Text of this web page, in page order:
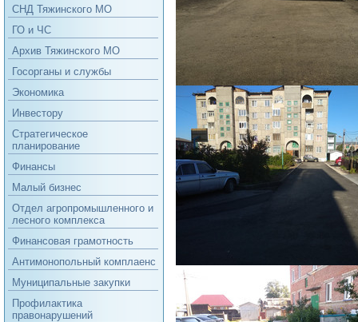
СНД Тяжинского МО
ГО и ЧС
Архив Тяжинского МО
Госорганы и службы
Экономика
Инвестору
Стратегическое
планирование
Финансы
Малый бизнес
Отдел агропромышленного и
лесного комплекса
Финансовая грамотность
Антимонопольный комплаенс
Муниципальные закупки
Профилактика
правонарушений